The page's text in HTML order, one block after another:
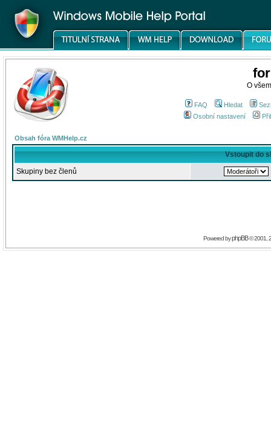
O
FAQ Hledat
Osobní nastavení
Obsah fóra WMHelp.cz
Vstoupit do
Skupiny bez členů
Powered byphpBB© 2001,